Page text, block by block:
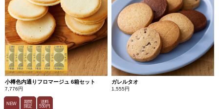
小樽色内通りフロマージュ 6箱セット
7,776円
NEW
期間
限定
送料
550円
ガレルタオ
1,555円